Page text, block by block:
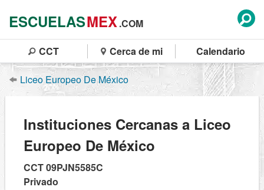
ESCUELASMEX.COM
CCT Cerca de mi Calendario
Liceo Europeo De México
Instituciones Cercanas a Liceo
Europeo De México
CCT 09PJN5585C
Privado